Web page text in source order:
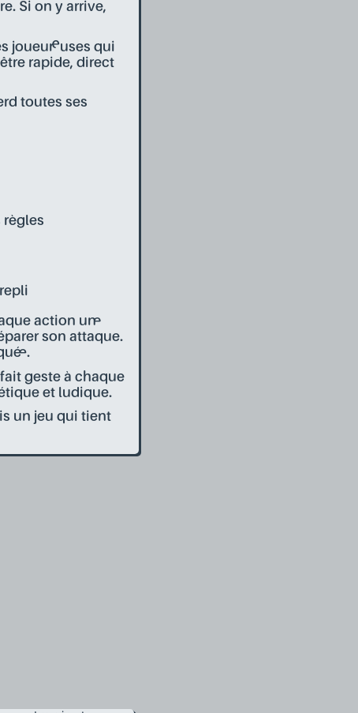
Si on y arrive,
joueur·euses qui
rapide, direct
toutes ses
règles
action un·e
son attaque.
geste à chaque
et ludique.
un jeu qui tient